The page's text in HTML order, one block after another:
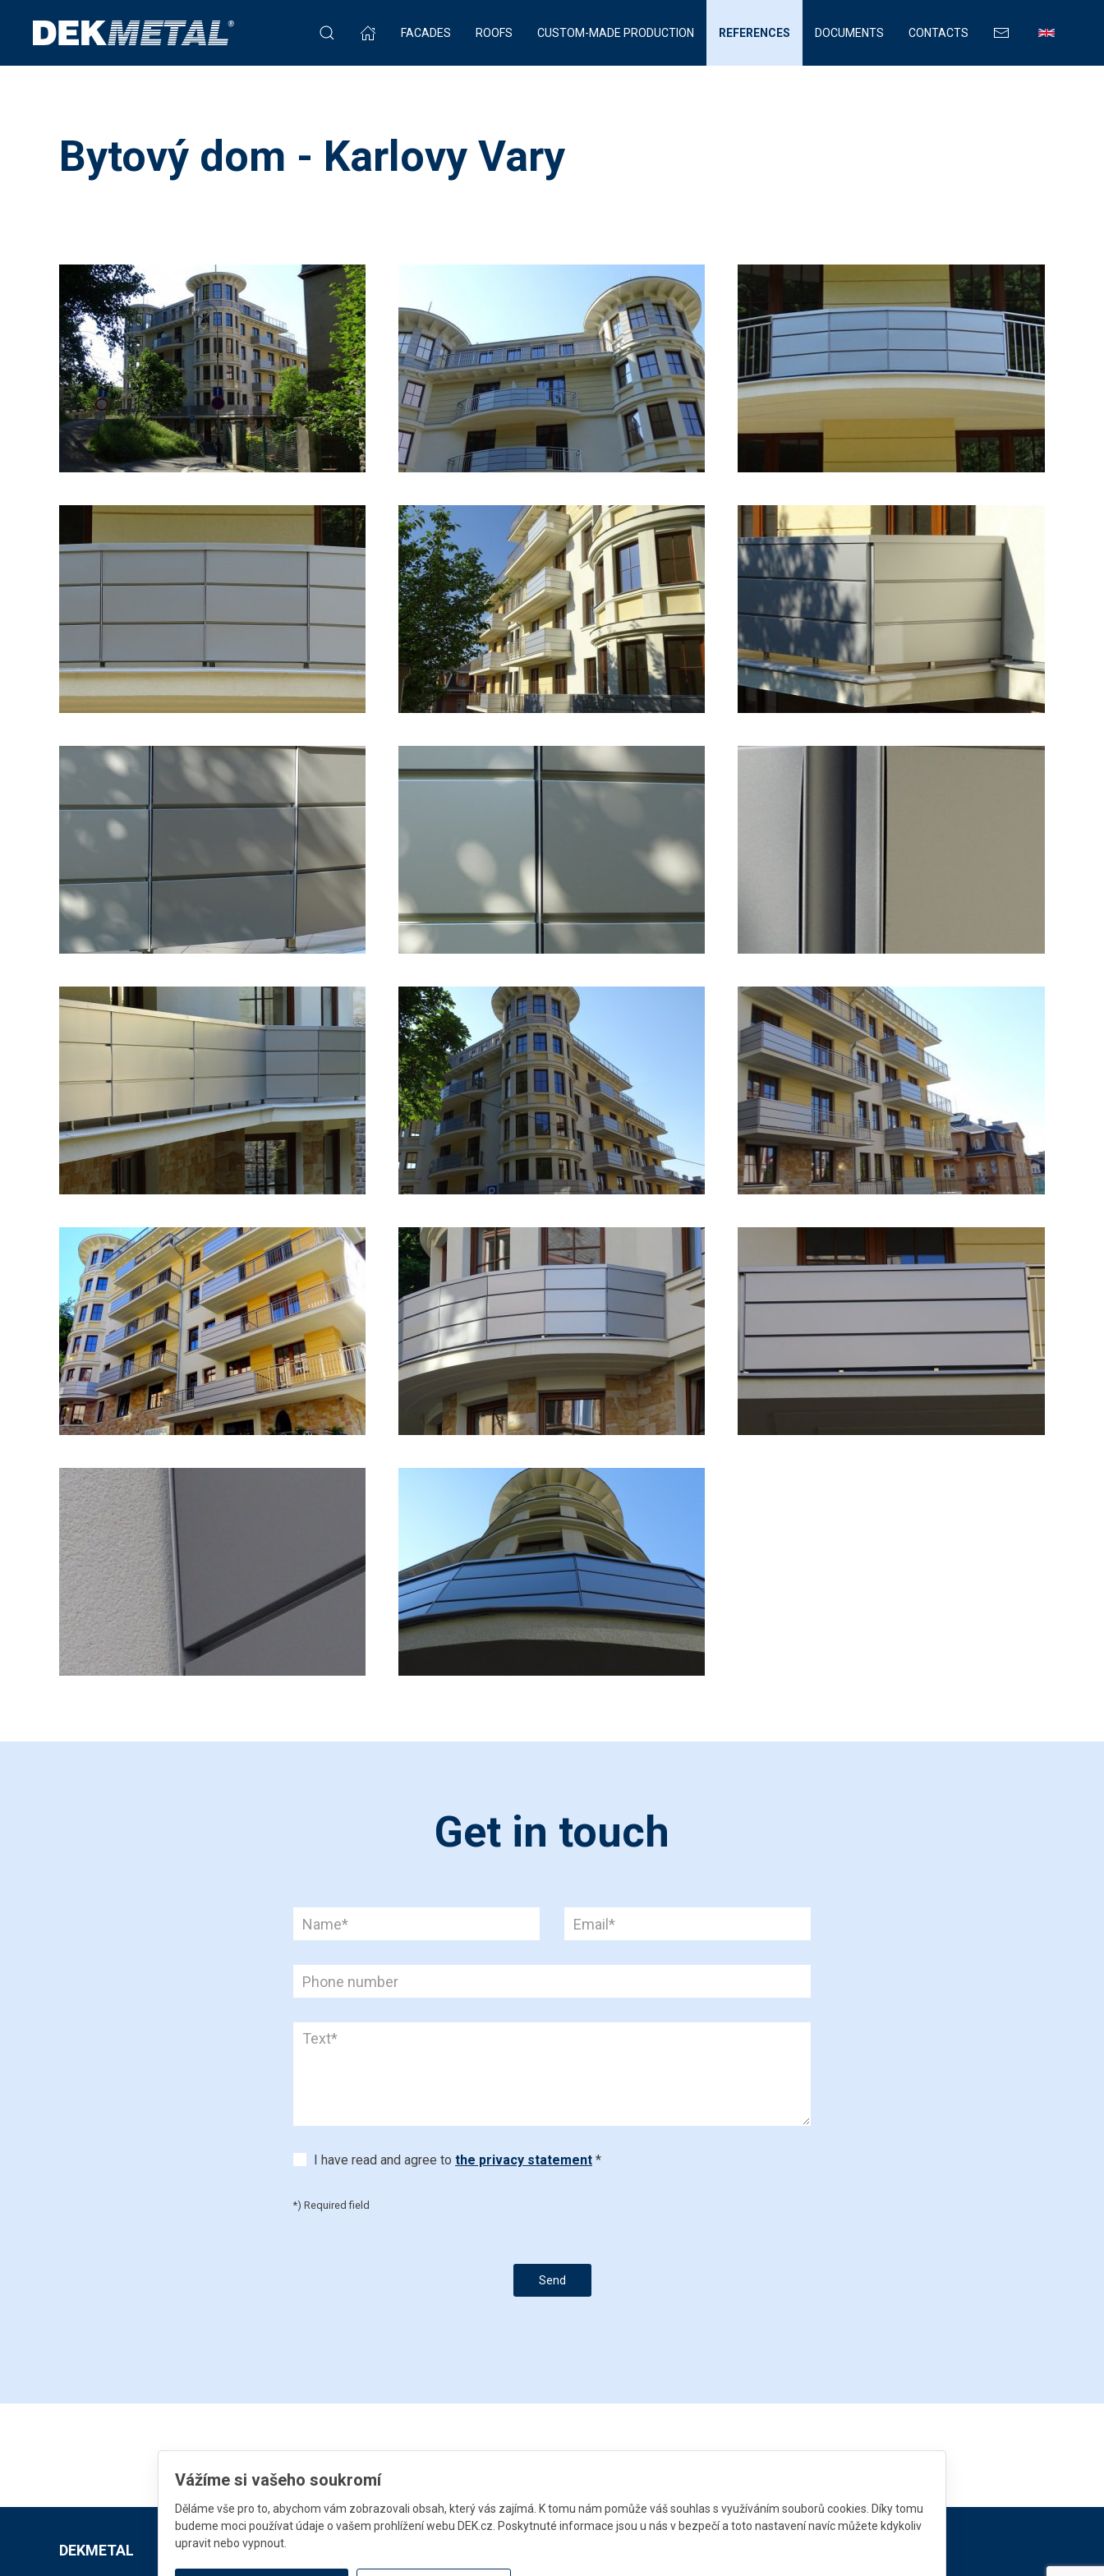
Vážíme si vašeho soukromí
Děláme vše pro to, abychom vám zobrazovali obsah, který vás zajímá. K tomu nám pomůže váš souhlas s využíváním souborů cookies. Díky tomu
budeme moci používat údaje o vašem prohlížení webu DEK.cz. Poskytnuté informace jsou u nás v bezpečí a toto nastavení navíc můžete kdykoliv
upravit nebo vypnout.
FACADES ROOFS CUSTOM-MADE PRODUCTION REFERENCES DOCUMENTS CONTACTS
Bytový dom - Karlovy Vary
Get in touch
I have read and agree to the privacy statement *
*) Required field
Send
DEKMETAL Downloads